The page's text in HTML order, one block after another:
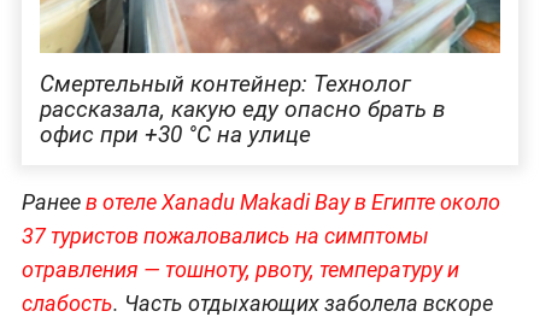
Смертельный контейнер: Технолог
рассказала, какую еду опасно брать в
офис при +30 °C на улице
Ранеев отеле Xanadu Makadi Bay в Египте около
37 туристов пожаловались на симптомы
отравления — тошноту, рвоту, температуру и
слабость. Часть отдыхающих заболела вскоре